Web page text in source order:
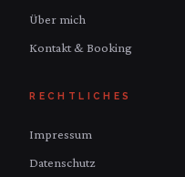
Über mich
Kontakt & Booking
RECHTLICHES
Impressum
Datenschutz